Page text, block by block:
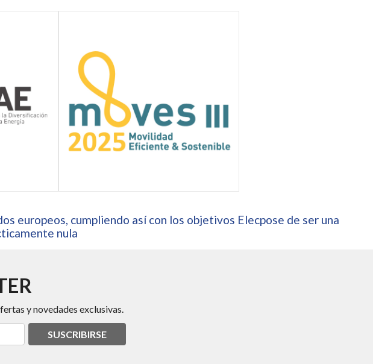
europeos, cumpliendo así con los objetivos Elecpose de ser una
nula
y novedades exclusivas.
SUSCRIBIRSE